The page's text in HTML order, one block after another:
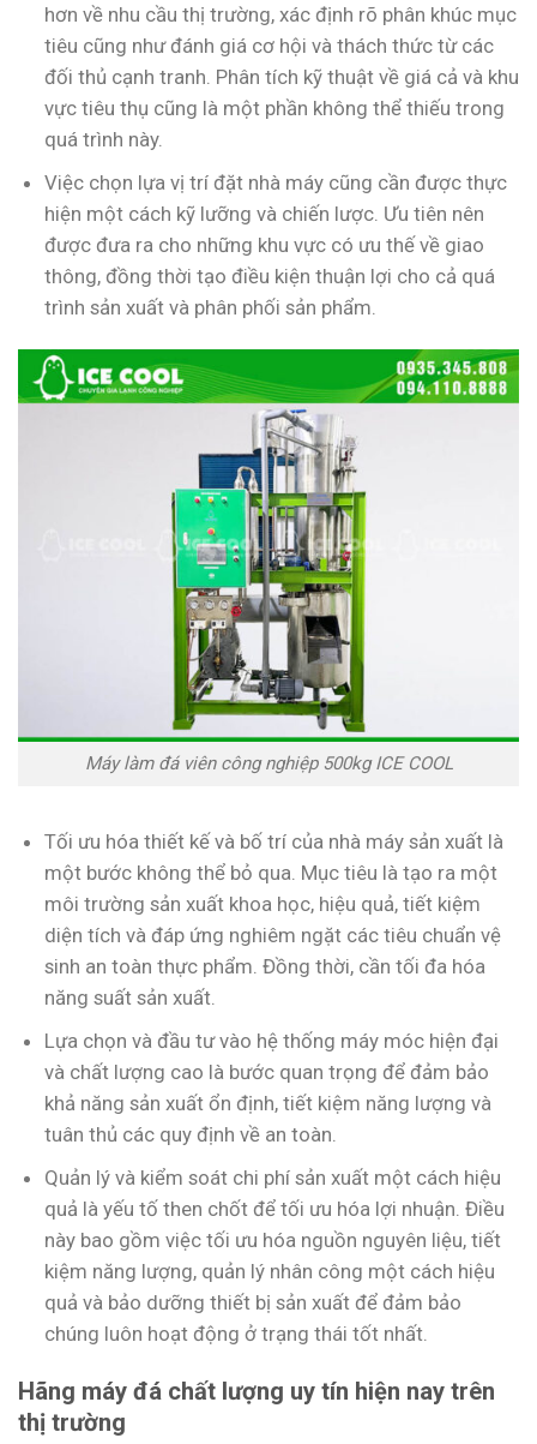
hơn về nhu cầu thị trường, xác định rõ phân khúc mục
tiêu cũng như đánh giá cơ hội và thách thức từ các
đối thủ cạnh tranh. Phân tích kỹ thuật về giá cả và khu
vực tiêu thụ cũng là một phần không thể thiếu trong
quá trình này.
Việc chọn lựa vị trí đặt nhà máy cũng cần được thực
hiện một cách kỹ lưỡng và chiến lược. Ưu tiên nên
được đưa ra cho những khu vực có ưu thế về giao
thông, đồng thời tạo điều kiện thuận lợi cho cả quá
trình sản xuất và phân phối sản phẩm.
Máy làm đá viên công nghiệp 500kg ICE COOL
Tối ưu hóa thiết kế và bố trí của nhà máy sản xuất là
một bước không thể bỏ qua. Mục tiêu là tạo ra một
môi trường sản xuất khoa học, hiệu quả, tiết kiệm
diện tích và đáp ứng nghiêm ngặt các tiêu chuẩn vệ
sinh an toàn thực phẩm. Đồng thời, cần tối đa hóa
năng suất sản xuất.
Lựa chọn và đầu tư vào hệ thống máy móc hiện đại
và chất lượng cao là bước quan trọng để đảm bảo
khả năng sản xuất ổn định, tiết kiệm năng lượng và
tuân thủ các quy định về an toàn.
Quản lý và kiểm soát chi phí sản xuất một cách hiệu
quả là yếu tố then chốt để tối ưu hóa lợi nhuận. Điều
này bao gồm việc tối ưu hóa nguồn nguyên liệu, tiết
kiệm năng lượng, quản lý nhân công một cách hiệu
quả và bảo dưỡng thiết bị sản xuất để đảm bảo
chúng luôn hoạt động ở trạng thái tốt nhất.
Hãng máy đá chất lượng uy tín hiện nay trên
thị trường